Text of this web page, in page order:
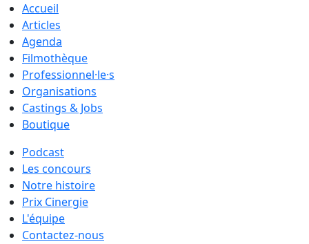
Accueil
Articles
Agenda
Filmothèque
Professionnel·le·s
Organisations
Castings & Jobs
Boutique
Podcast
Les concours
Notre histoire
Prix Cinergie
L'équipe
Contactez-nous